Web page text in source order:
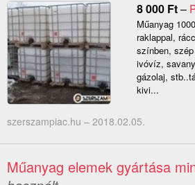
8 000 Ft–
Műanyag
raklappal,
színben,
ivóvíz,
gázolaj,
kivi...
szerszampiac.hu – 2018.02.05.
Műanyag elemek gyártása